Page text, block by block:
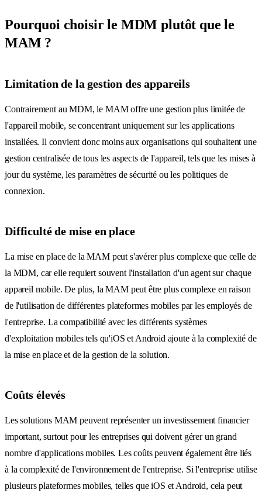
Pourquoi choisir le MDM plutôt que le
MAM ?
Limitation de la gestion des appareils
Contrairement au MDM, le MAM offre une gestion plus limitée de
l'appareil mobile, se concentrant uniquement sur les applications
installées. Il convient donc moins aux organisations qui souhaitent une
gestion centralisée de tous les aspects de l'appareil, tels que les mises à
jour du système, les paramètres de sécurité ou les politiques de
connexion.
Difficulté de mise en place
La mise en place de la MAM peut s'avérer plus complexe que celle de
la MDM, car elle requiert souvent l'installation d'un agent sur chaque
appareil mobile. De plus, la MAM peut être plus complexe en raison
de l'utilisation de différentes plateformes mobiles par les employés de
l'entreprise. La compatibilité avec les différents systèmes
d'exploitation mobiles tels qu'iOS et Android ajoute à la complexité de
la mise en place et de la gestion de la solution.
Coûts élevés
Les solutions MAM peuvent représenter un investissement financier
important, surtout pour les entreprises qui doivent gérer un grand
nombre d'applications mobiles. Les coûts peuvent également être liés
à la complexité de l'environnement de l'entreprise. Si l'entreprise utilise
plusieurs plateformes mobiles, telles que iOS et Android, cela peut